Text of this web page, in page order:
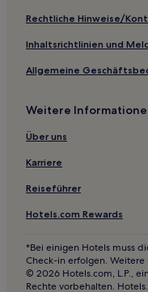
Mälarhöjden: Hotels
Hotels nahe T-Bahn-
Hotels nahe Trekanten
Hotels nahe T-Bana-
Hotels nahe T-Bahn-
Hotels nahe Gallerian
Hotels nahe Lilla
Hotels nahe
Hotels nahe
Hotels nahe T-Bahn-
Hotels nahe Södra
Rechtliche Hinweise/
Inhaltsrichtlinien und
Allgemeine
Weitere
Über uns
Karriere
Reiseführer
Hotels.com Rewards
*Bei einigen Hotels muss
Check-in erfolgen. Weitere
© 2026 Hotels.com, L.P.,
Rechte vorbehalten.